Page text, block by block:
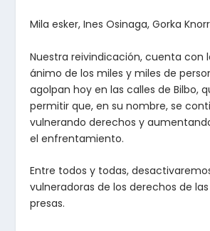
Mila esker, Ines Osinaga, Gorka
Nuestra reivindicación, cuenta con
ánimo de los miles y miles de
agolpan hoy en las calles de Bilbo,
permitir que, en su nombre, se
vulnerando derechos y
el enfrentamiento.
Entre todos y todas,
vulneradoras de los derechos de
presas.